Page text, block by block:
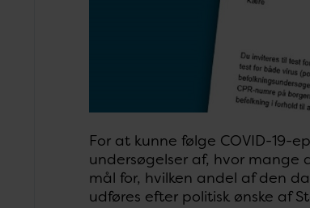
For at kunne følge COVID-19-
undersøgelser af, hvor mange
mål for, hvilken andel af den
udføres efter politisk ønske af